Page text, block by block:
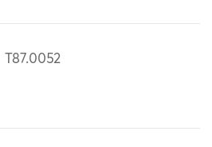
T87.0052